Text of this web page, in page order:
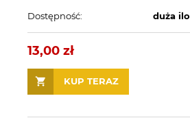
Dostępność: duża
13,00 zł
KUP TERAZ